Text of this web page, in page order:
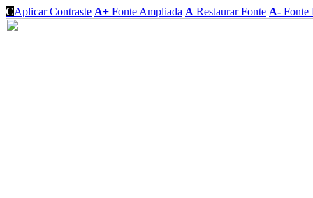
CAplicar Contraste A+ Fonte Ampliada A Restaurar Fonte A- Fonte